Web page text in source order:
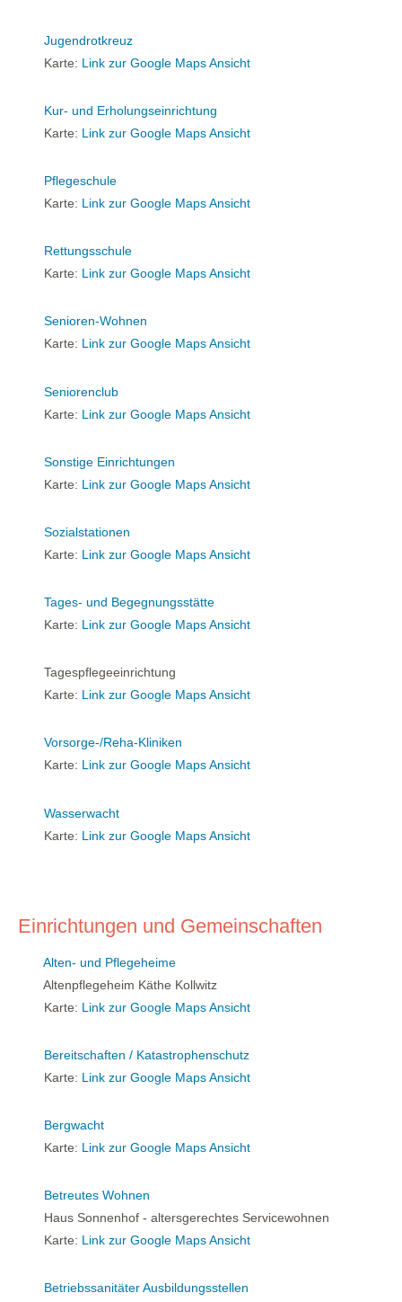
Jugendrotkreuz
Karte: Link zur Google Maps Ansicht
Kur- und Erholungseinrichtung
Karte: Link zur Google Maps Ansicht
Pflegeschule
Karte: Link zur Google Maps Ansicht
Rettungsschule
Karte: Link zur Google Maps Ansicht
Senioren-Wohnen
Karte: Link zur Google Maps Ansicht
Seniorenclub
Karte: Link zur Google Maps Ansicht
Sonstige Einrichtungen
Karte: Link zur Google Maps Ansicht
Sozialstationen
Karte: Link zur Google Maps Ansicht
Tages- und Begegnungsstätte
Karte: Link zur Google Maps Ansicht
Tagespflegeeinrichtung
Karte: Link zur Google Maps Ansicht
Vorsorge-/Reha-Kliniken
Karte: Link zur Google Maps Ansicht
Wasserwacht
Karte: Link zur Google Maps Ansicht
Einrichtungen und Gemeinschaften
Alten- und Pflegeheime
Altenpflegeheim Käthe Kollwitz
Karte: Link zur Google Maps Ansicht
Bereitschaften / Katastrophenschutz
Karte: Link zur Google Maps Ansicht
Bergwacht
Karte: Link zur Google Maps Ansicht
Betreutes Wohnen
Haus Sonnenhof - altersgerechtes Servicewohnen
Karte: Link zur Google Maps Ansicht
Betriebssanitäter Ausbildungsstellen